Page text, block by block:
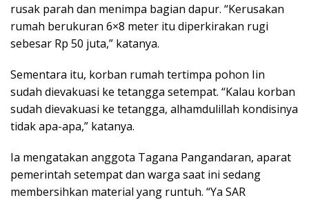
rusak parah dan menimpa bagian dapur. “Kerusakan
rumah berukuran 6×8 meter itu diperkirakan rugi
sebesar Rp 50 juta,” katanya.
Sementara itu, korban rumah tertimpa pohon Iin
sudah dievakuasi ke tetangga setempat. “Kalau korban
sudah dievakuasi ke tetangga, alhamdulillah kondisinya
tidak apa-apa,” katanya.
Ia mengatakan anggota Tagana Pangandaran, aparat
pemerintah setempat dan warga saat ini sedang
membersihkan material yang runtuh. “Ya SAR